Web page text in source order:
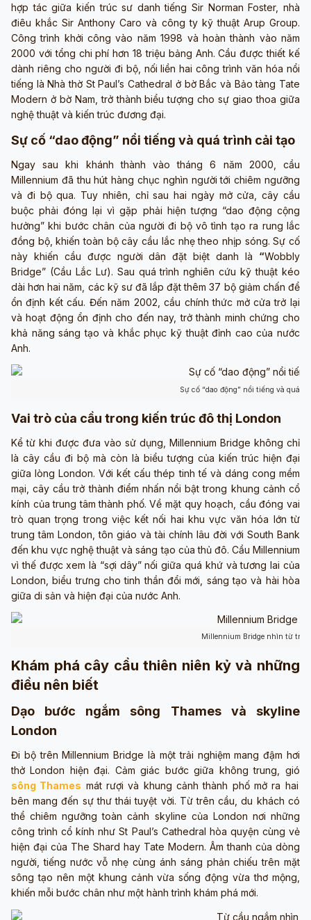
hợp tác giữa kiến trúc sư danh tiếng Sir Norman Foster, nhà
điêu khắc Sir Anthony Caro và công ty kỹ thuật Arup Group.
Công trình khởi công vào năm 1998 và hoàn thành vào năm
2000 với tổng chi phí hơn 18 triệu bảng Anh. Cầu được thiết kế
dành riêng cho người đi bộ, nối liền hai công trình văn hóa nổi
tiếng là Nhà thờ St Paul’s Cathedral ở bờ Bắc và Bảo tàng Tate
Modern ở bờ Nam, trở thành biểu tượng cho sự giao thoa giữa
nghệ thuật và kiến trúc đương đại.
Sự cố “dao động” nổi tiếng và quá trình cải tạo
Ngay sau khi khánh thành vào tháng 6 năm 2000, cầu
Millennium đã thu hút hàng chục nghìn người tới chiêm ngưỡng
và đi bộ qua. Tuy nhiên, chỉ sau hai ngày mở cửa, cây cầu
buộc phải đóng lại vì gặp phải hiện tượng “dao động cộng
hưởng” khi bước chân của người đi bộ vô tình tạo ra rung lắc
đồng bộ, khiến toàn bộ cây cầu lắc nhẹ theo nhịp sóng. Sự cố
này khiến cầu được người dân đặt biệt danh là “Wobbly
Bridge” (Cầu Lắc Lư). Sau quá trình nghiên cứu kỹ thuật kéo
dài hơn hai năm, các kỹ sư đã lắp đặt thêm 37 bộ giảm chấn để
ổn định kết cấu. Đến năm 2002, cầu chính thức mở cửa trở lại
và hoạt động ổn định cho đến nay, trở thành minh chứng cho
khả năng sáng tạo và khắc phục kỹ thuật đỉnh cao của nước
Anh.
Sự cố “dao động” nổi tiếng và quá
Vai trò của cầu trong kiến trúc đô thị London
Kể từ khi được đưa vào sử dụng, Millennium Bridge không chỉ
là cây cầu đi bộ mà còn là biểu tượng của kiến trúc hiện đại
giữa lòng London. Với kết cấu thép tinh tế và dáng cong mềm
mại, cây cầu trở thành điểm nhấn nổi bật trong khung cảnh cổ
kính của trung tâm thành phố. Về mặt quy hoạch, cầu đóng vai
trò quan trọng trong việc kết nối hai khu vực văn hóa lớn từ
trung tâm London, tôn giáo và tài chính lâu đời với South Bank
đến khu vực nghệ thuật và sáng tạo của thủ đô. Cầu Millennium
vì thế được xem là “sợi dây” nối giữa quá khứ và tương lai của
London, biểu trưng cho tinh thần đổi mới, sáng tạo và hài hòa
giữa di sản và hiện đại của nước Anh.
Millennium Bridge nhìn từ
Khám phá cây cầu thiên niên kỷ và những
điều nên biết
Dạo bước ngắm sông Thames và skyline
London
Đi bộ trên Millennium Bridge là một trải nghiệm mang đậm hơi
thở London hiện đại. Cảm giác bước giữa không trung, gió
sông Thames mát rượi và khung cảnh thành phố mở ra hai
bên mang đến sự thư thái tuyệt vời. Từ trên cầu, du khách có
thể chiêm ngưỡng toàn cảnh skyline của London nơi những
công trình cổ kính như St Paul’s Cathedral hòa quyện cùng vẻ
hiện đại của The Shard hay Tate Modern. Âm thanh của dòng
người, tiếng nước vỗ nhẹ cùng ánh sáng phản chiếu trên mặt
sông tạo nên một khung cảnh vừa sống động vừa thơ mộng,
khiến mỗi bước chân như một hành trình khám phá mới.